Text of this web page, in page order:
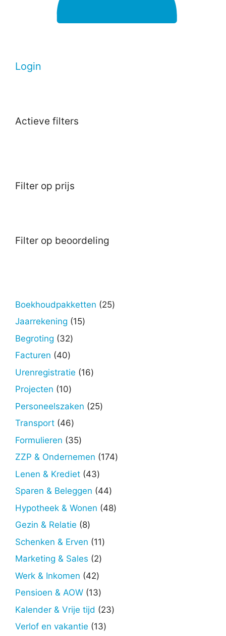
Login
Actieve filters
Filter op prijs
Filter op beoordeling
Boekhoudpakketten 2525
Jaarrekening 1515
Begroting 3232
Facturen 4040
producten
Urenregistratie 1616
Projecten 1010
producten
Personeelszaken 2525
Transport 4646
producten
Formulieren 3535
producten
ZZP & Ondernemen 174174
Lenen & Krediet 4343
producten
Sparen & Beleggen 4444
producten
Hypotheek & Wonen 4848
Gezin & Relatie 88
producten
Schenken & Erven 1111
Marketing & Sales 22
Werk & Inkomen 4242
producten
Pensioen & AOW 1313
producten
Kalender & Vrije tijd 2323
Verlof en vakantie 1313